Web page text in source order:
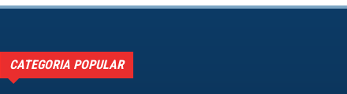
CATEGORIA POPULAR